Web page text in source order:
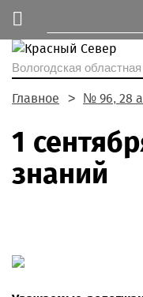
Вологодская областная
Главное № 96, 28
1
знаний